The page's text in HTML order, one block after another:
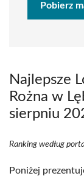
Pobierz
Najlepsze
Rożna w
sierpniu
Ranking według
Poniżej